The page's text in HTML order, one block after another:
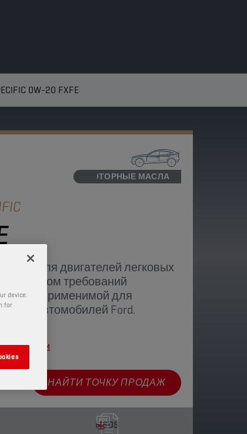
0W-20 FXFE
МОТОРНЫЕ МАСЛА
для двигателей легковых
с учетом требований
A1, применимой для
автомобилей Ford.
упаковки
НАЙТИ ТОЧКУ ПРОДАЖ
MSDS
device.
for